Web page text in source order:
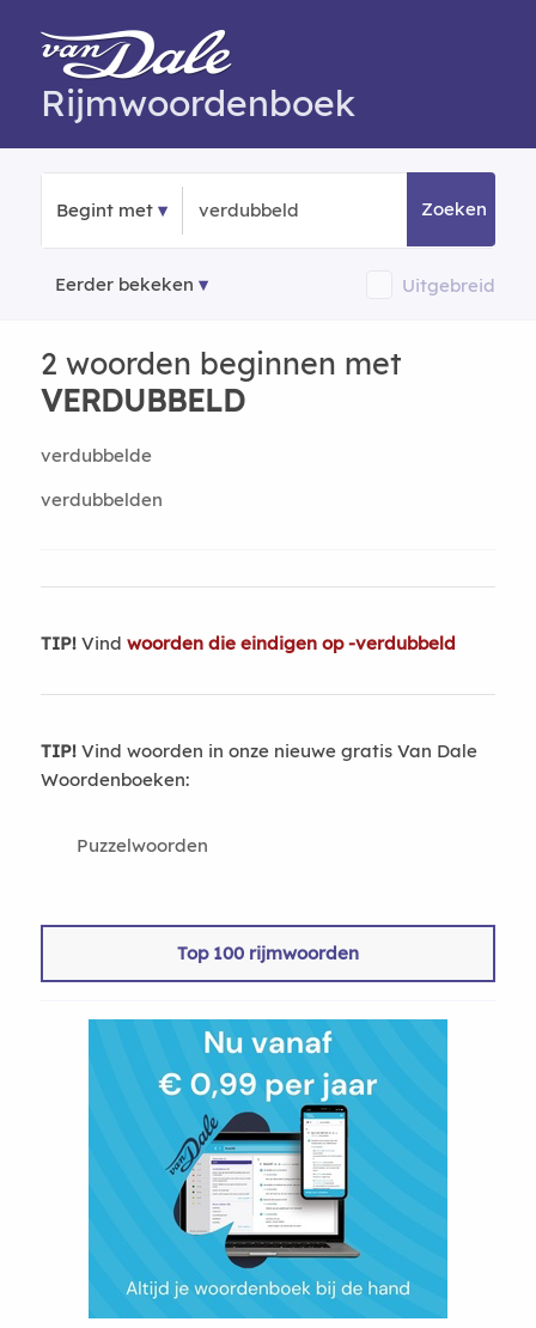
Rijmwoordenboek
Begint met Zoeken
Eerder bekeken Uitgebreid
2 woorden beginnen met
VERDUBBELD
verdubbelde
verdubbelden
TIP!Vind woorden die eindigen op -verdubbeld
TIP!Vind woorden in onze nieuwe gratis Van Dale
Woordenboeken:
Puzzelwoorden
Top 100 rijmwoorden